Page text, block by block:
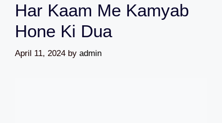
Har Kaam Me Kamyab
Hone Ki Dua
April 11, 2024 by admin